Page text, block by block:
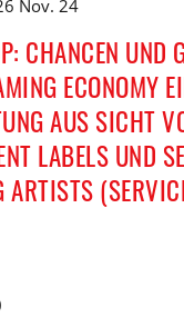
Nov. 24
CHANCEN UND
ECONOMY
AUS SICHT
LABELS UND
ARTISTS